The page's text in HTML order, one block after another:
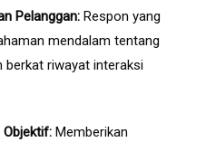
Pelanggan: Respon yang
mendalam tentang
berkat riwayat interaksi
Objektif: Memberikan